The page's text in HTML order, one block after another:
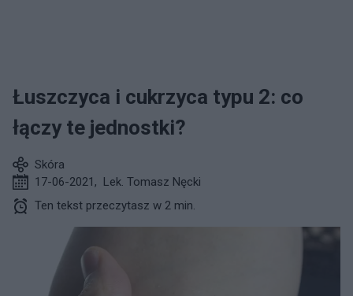
Łuszczyca i cukrzyca typu 2: co
łączy te jednostki?
Skóra
17-06-2021 , Lek. Tomasz Nęcki
Ten tekst przeczytasz w 2 min.